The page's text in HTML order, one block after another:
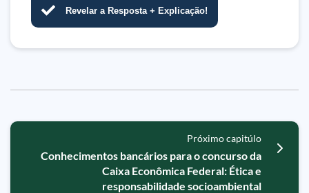
Revelar a Resposta + Explicação!
Próximo capitúlo
Conhecimentos bancários para o concurso da
Caixa Econômica Federal: Ética e
responsabilidade socioambiental